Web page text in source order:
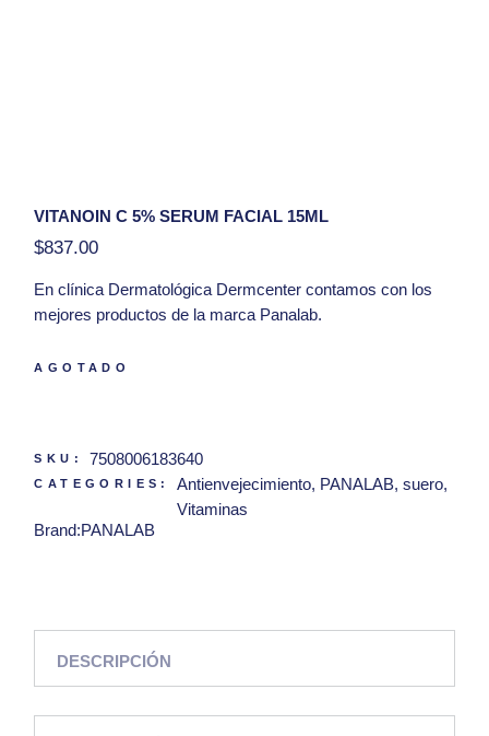
VITANOIN C 5% SERUM FACIAL 15ML
$837.00
En clínica Dermatológica Dermcenter contamos con los
mejores productos de la marca Panalab.
AGOTADO
SKU: 7508006183640
CATEGORIES: Antienvejecimiento, PANALAB, suero,
Vitaminas
Brand:PANALAB
DESCRIPCIÓN